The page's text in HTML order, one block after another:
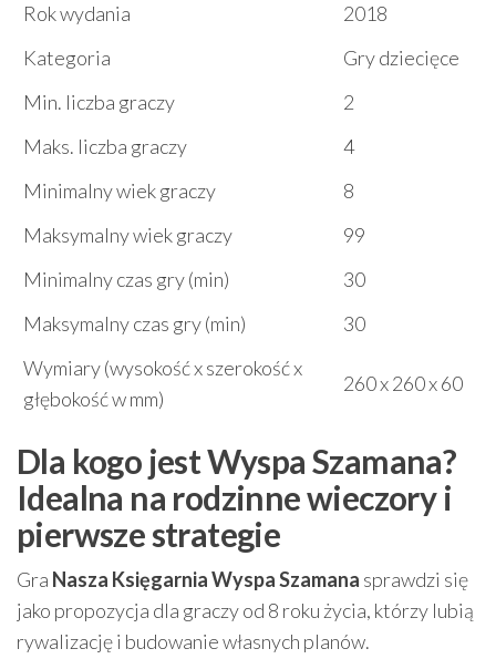
Rok wydania
2018
Kategoria
Gry dziecięce
Min. liczba graczy
2
Maks. liczba graczy
4
Minimalny wiek graczy
8
Maksymalny wiek graczy
99
Minimalny czas gry (min)
30
Maksymalny czas gry (min)
30
Wymiary (wysokość x szerokość x
głębokość w mm)
260 x 260 x 60
Dla kogo jest Wyspa Szamana?
Idealna na rodzinne wieczory i
pierwsze strategie
Gra Nasza Księgarnia Wyspa Szamana sprawdzi się
jako propozycja dla graczy od 8 roku życia, którzy lubią
rywalizację i budowanie własnych planów.